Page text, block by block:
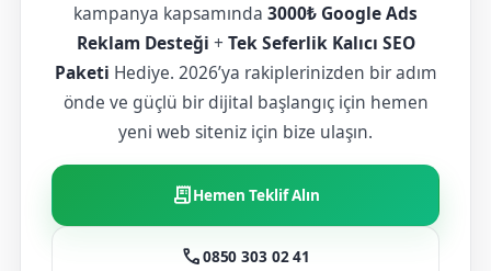
kampanya kapsamında 3000₺ Google Ads
Reklam Desteği + Tek Seferlik Kalıcı SEO
Paketi Hediye. 2026’ya rakiplerinizden bir adım
önde ve güçlü bir dijital başlangıç için hemen
yeni web siteniz için bize ulaşın.
receipt_longHemen Teklif Alın
call0850 303 02 41